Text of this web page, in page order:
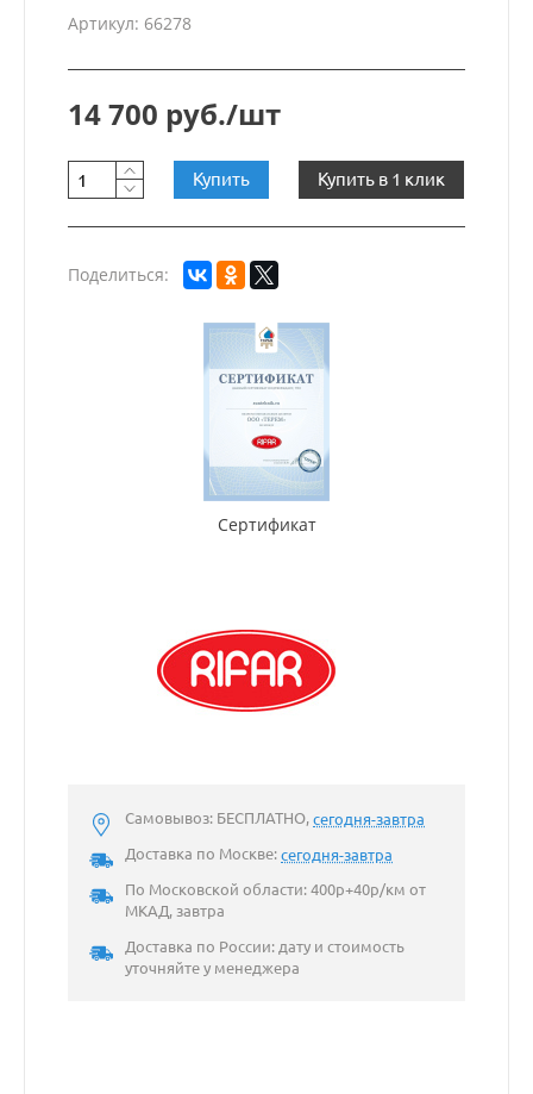
Артикул: 66278
14 700 руб./шт
Купить Купить в 1 клик
Поделиться:
Сертификат
Самовывоз: БЕСПЛАТНО,сегодня-завтра
Доставка по Москве:сегодня-завтра
По Московской области: 400р+40р/км от
МКАД, завтра
Доставка по России: дату и стоимость
уточняйте у менеджера